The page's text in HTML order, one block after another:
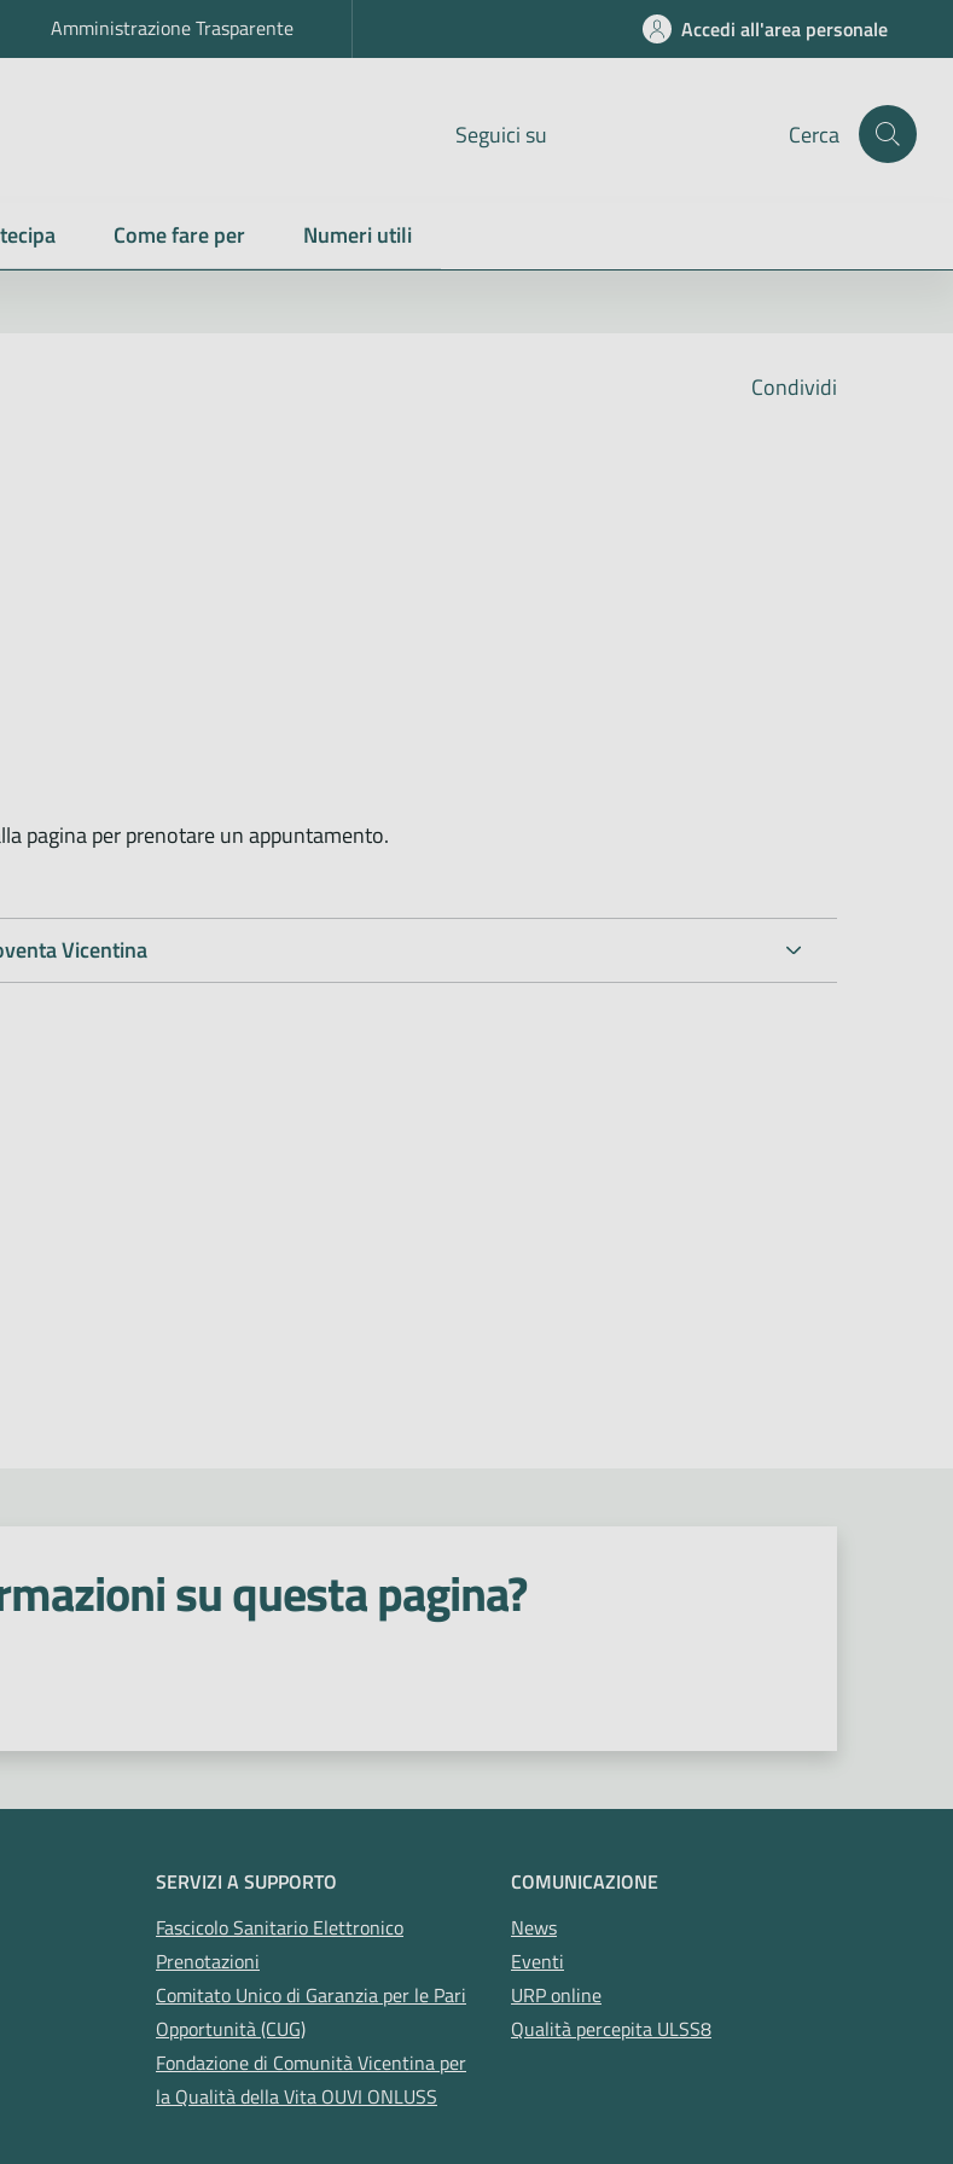
Amministrazione Trasparente Accedi all'area personale
Seguici su Cerca
Come fare per Numeri utili
Condividi
pagina per prenotare un appuntamento.
Vicentina
su questa pagina?
SERVIZI A SUPPORTO
Fascicolo Sanitario Elettronico
Prenotazioni
Comitato Unico di Garanzia per le Pari
Opportunità (CUG)
Fondazione di Comunità Vicentina per
la Qualità della Vita OUVI ONLUSS
COMUNICAZIONE
News
Eventi
URP online
Qualità percepita ULSS8